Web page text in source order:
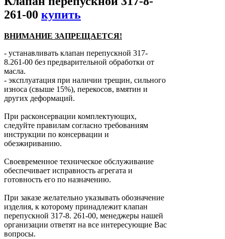
261-00 купить
ВНИМАНИЕ ЗАПРЕЩАЕТСЯ!
- устанавливать клапан перепускной 317-
8.261-00 без предварительной обработки от
масла.
- эксплуатация при наличии трещин, сильного
износа (свыше 15%), перекосов, вмятин и
других деформаций.
При расконсервации комплектующих,
следуйте правилам согласно требованиям
инструкции по консервации и
обезжириванию.
Своевременное техническое обслуживание
обеспечивает исправность агрегата и
готовность его по назначению.
При заказе желательно указывать обозначение
изделия, к которому принадлежит клапан
перепускной 317-8. 261-00, менеджеры нашей
организации ответят на все интересующие Вас
вопросы.